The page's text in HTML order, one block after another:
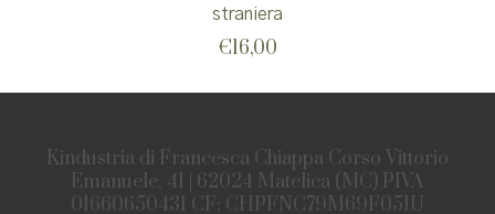
straniera
€16,00
Kindustria di Francesca Chiappa Corso Vittorio
Emanuele, 41 | 62024 Matelica (MC) PIVA
01660650431 CF: CHPFNC79M69F051U